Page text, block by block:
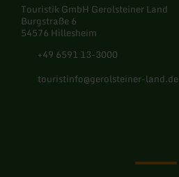
Touristik GmbH Gerolsteiner Land
Burgstraße 6
54576 Hillesheim
+49 6591 13-3000
touristinfo@gerolsteiner-land.de